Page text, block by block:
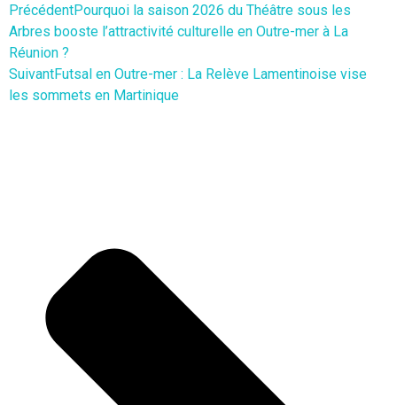
PrécédentPourquoi la saison 2026 du Théâtre sous les
Arbres booste l’attractivité culturelle en Outre-mer à La
Réunion ?
SuivantFutsal en Outre-mer : La Relève Lamentinoise vise
les sommets en Martinique